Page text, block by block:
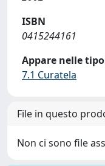
ISBN
0415244161
Appare nelle
7.1 Curatela
File in questo
Non ci sono file